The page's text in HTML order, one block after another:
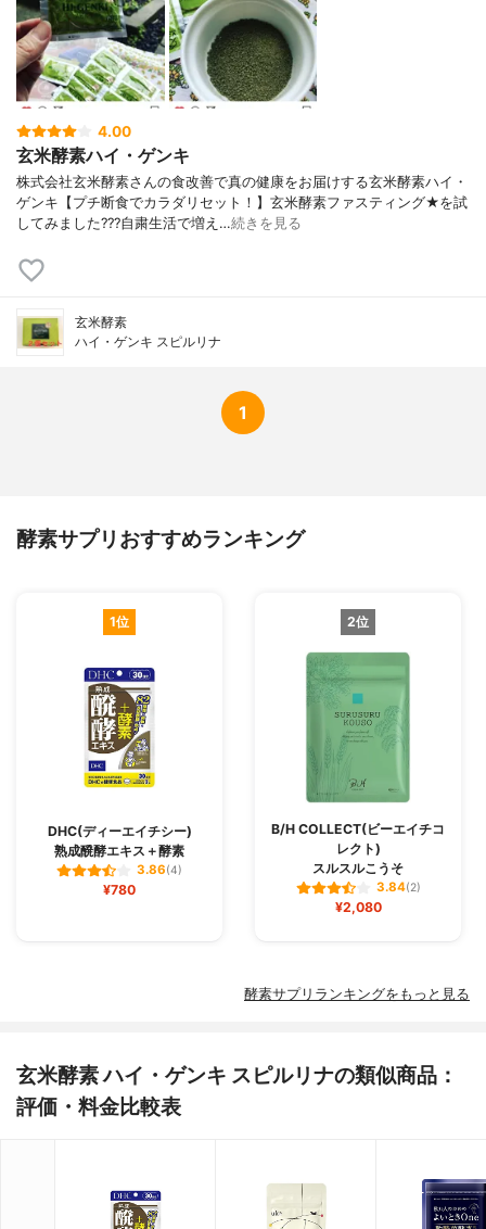
4.00
玄米酵素ハイ・ゲンキ
株式会社玄米酵素さんの食改善で真の健康をお届けする玄米酵素ハイ・
ゲンキ【プチ断食でカラダリセット！】玄米酵素ファスティング★を試
してみました???自粛生活で増え…続きを見る
玄米酵素
ハイ・ゲンキ スピルリナ
1
酵素サプリおすすめランキング
1位
DHC(ディーエイチシー)
熟成醗酵エキス＋酵素
3.86(4)
¥780
2位
B/H COLLECT(ビーエイチコ
レクト)
スルスルこうそ
3.84(2)
¥2,080
酵素サプリランキングをもっと見る
玄米酵素 ハイ・ゲンキ スピルリナの類似商品：
評価・料金比較表